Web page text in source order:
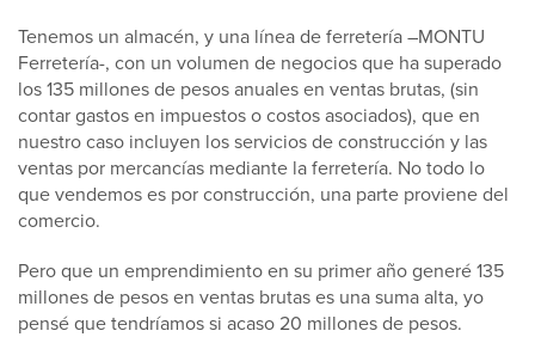
Tenemos un almacén, y una línea de ferretería –MONTU
Ferretería-, con un volumen de negocios que ha superado
los 135 millones de pesos anuales en ventas brutas, (sin
contar gastos en impuestos o costos asociados), que en
nuestro caso incluyen los servicios de construcción y las
ventas por mercancías mediante la ferretería. No todo lo
que vendemos es por construcción, una parte proviene del
comercio.
Pero que un emprendimiento en su primer año generé 135
millones de pesos en ventas brutas es una suma alta, yo
pensé que tendríamos si acaso 20 millones de pesos.